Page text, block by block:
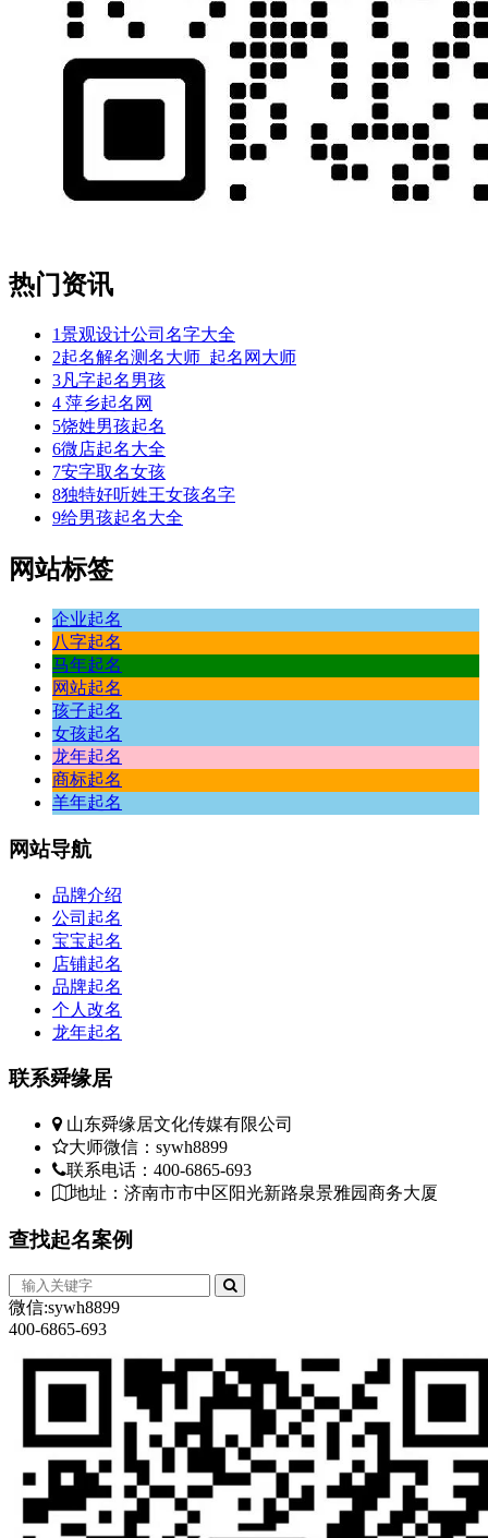
热门资讯
1景观设计公司名字大全
2起名解名测名大师_起名网大师
3凡字起名男孩
4 萍乡起名网
5饶姓男孩起名
6微店起名大全
7安字取名女孩
8独特好听姓王女孩名字
9给男孩起名大全
网站标签
企业起名
八字起名
马年起名
网站起名
孩子起名
女孩起名
龙年起名
商标起名
羊年起名
网站导航
品牌介绍
公司起名
宝宝起名
店铺起名
品牌起名
个人改名
龙年起名
联系舜缘居
山东舜缘居文化传媒有限公司
大师微信：sywh8899
联系电话：400-6865-693
地址：济南市市中区阳光新路泉景雅园商务大厦
查找起名案例
微信:sywh8899
400-6865-693